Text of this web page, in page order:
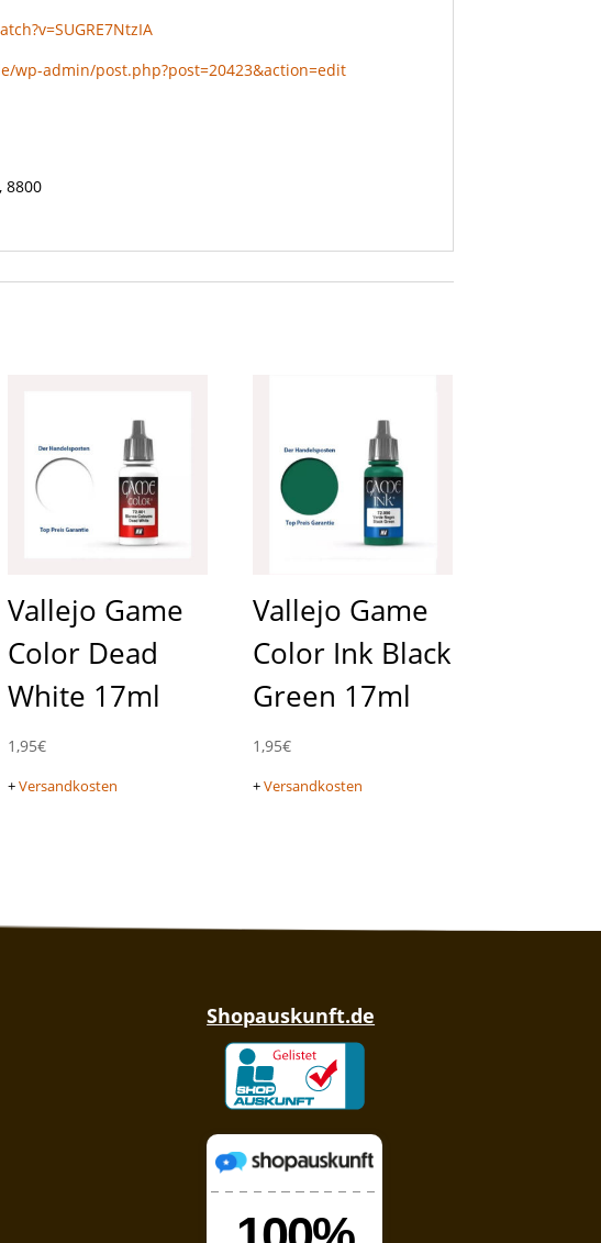
wp-admin/post.php?post=20423&action=edit
8800
Vallejo Game
Color Dead
White 17ml
1,95€
+Versandkosten
Vallejo Game
Color Ink Black
Green 17ml
1,95€
+Versandkosten
Shopauskunft.de